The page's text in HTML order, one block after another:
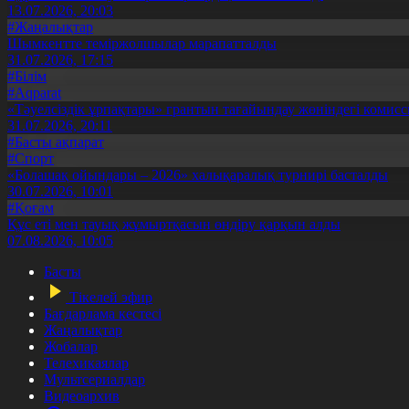
13.07.2026, 20:03
#Жаңалықтар
Шымкентте теміржолшылар марапатталды
31.07.2026, 17:15
#Білім
#Aqparat
«Тәуелсіздік ұрпақтары» грантын тағайындау жөніндегі
31.07.2026, 20:11
#Басты ақпарат
#Спорт
«Болашақ ойындары – 2026» халықаралық турнирі басталды
30.07.2026, 10:01
#Қоғам
Құс еті мен тауық жұмыртқасын өндіру қарқын алды
07.08.2026, 10:05
Басты
Тікелей эфир
Бағдарлама кестесі
Жаңалықтар
Жобалар
Телехикаялар
Мультсериалдар
Видеоархив